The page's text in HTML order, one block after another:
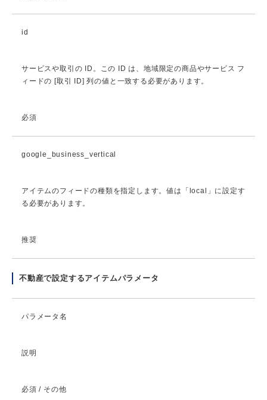
id
サービスや取引の ID。この ID は、地域限定の商品やサービス フ
ィードの [取引 ID] 列の値と一致する必要があります。
必須
google_business_vertical
アイテムのフィードの種類を指定します。値は「local」に設定す
る必要があります。
推奨
不動産で設定するアイテムパラメータ
パラメータ名
説明
必須 / その他